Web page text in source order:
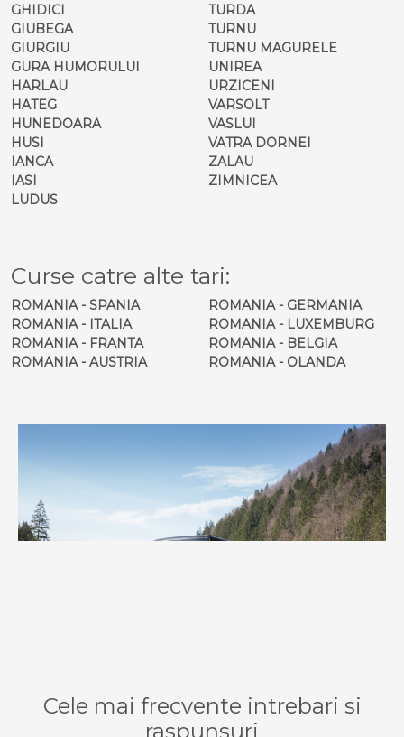
GHIDICI
GIUBEGA
GIURGIU
GURA HUMORULUI
HARLAU
HATEG
HUNEDOARA
HUSI
IANCA
IASI
LUDUS
TURDA
TURNU
TURNU MAGURELE
UNIREA
URZICENI
VARSOLT
VASLUI
VATRA DORNEI
ZALAU
ZIMNICEA
Curse catre alte tari:
ROMANIA - SPANIA
ROMANIA - ITALIA
ROMANIA - FRANTA
ROMANIA - AUSTRIA
ROMANIA - GERMANIA
ROMANIA - LUXEMBURG
ROMANIA - BELGIA
ROMANIA - OLANDA
Cele mai frecvente intrebari si
raspunsuri